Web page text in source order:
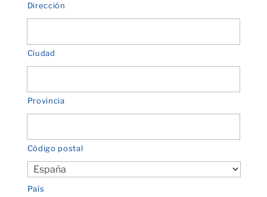
Dirección
Ciudad
Provincia
Código postal
País